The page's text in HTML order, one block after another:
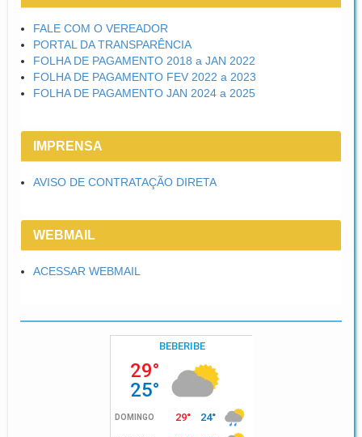
FALE COM O VEREADOR
PORTAL DA TRANSPARÊNCIA
FOLHA DE PAGAMENTO 2018 a JAN 2022
FOLHA DE PAGAMENTO FEV 2022 a 2023
FOLHA DE PAGAMENTO JAN 2024 a 2025
IMPRENSA
AVISO DE CONTRATAÇÃO DIRETA
WEBMAIL
ACESSAR WEBMAIL